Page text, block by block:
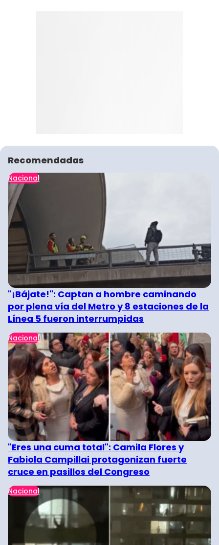
Recomendadas
Nacional
"¡Bájate!": Captan a hombre caminando
por plena vía del Metro y 8 estaciones de la
Línea 5 fueron interrumpidas
Nacional
"Eres una cuma total": Camila Flores y
Fabiola Campillai protagonizan fuerte
cruce en pasillos del Congreso
Nacional